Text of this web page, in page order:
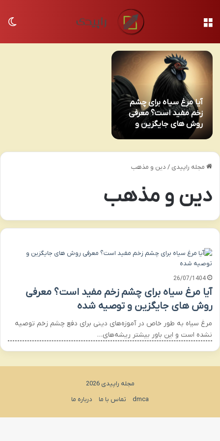
آیا مرغ سیاه برای چشم
زخم مفید است؟ معرفی
روش های جایگزین و
توصیه شده
مجله راپیدی / دین و مذهب
دین و مذهب
26/07/1404
آیا مرغ سیاه برای چشم زخم مفید است؟ معرفی
روش های جایگزین و توصیه شده
مرغ سیاه به طور خاص در آموزه‌های دینی برای دفع چشم زخم توصیه
نشده است و این باور بیشتر ریشه‌های…
مجله راپیدی 2026
dmca
تماس با ما درباره ما